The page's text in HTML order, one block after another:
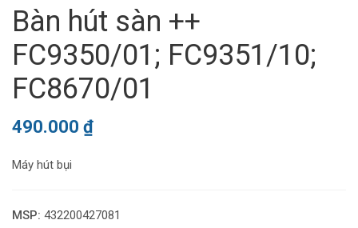
Bàn hút sàn ++
FC9350/01; FC9351/10;
FC8670/01
490.000 ₫
Máy hút bụi
MSP: 432200427081